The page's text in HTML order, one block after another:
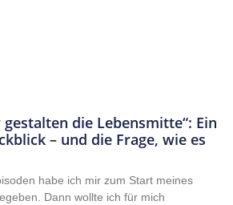
gestalten die Lebensmitte“: Ein
– und die Frage, wie es
habe ich mir zum Start meines
Dann wollte ich für mich